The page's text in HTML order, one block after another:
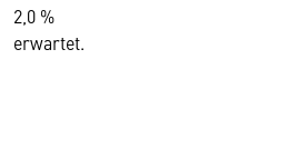
2,0 %
erwartet.